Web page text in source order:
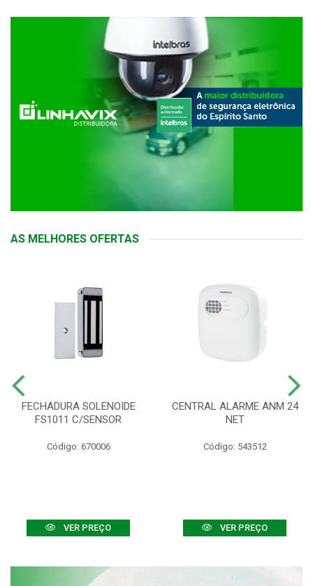
AS MELHORES OFERTAS
FECHADURA SOLENOIDE
FS1011 C/SENSOR
Código: 670006
VER PREÇO
CENTRAL ALARME ANM 24
NET
Código: 543512
VER PREÇO